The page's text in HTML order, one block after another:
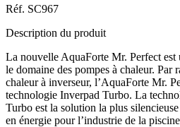
Réf. SC967
Description du produit
La nouvelle AquaForte Mr. Perfect
le domaine des pompes à chaleur. Par
chaleur à inverseur, l’AquaForte Mr.
technologie Inverpad Turbo. La
Turbo est la solution la plus
en énergie pour l’industrie de la